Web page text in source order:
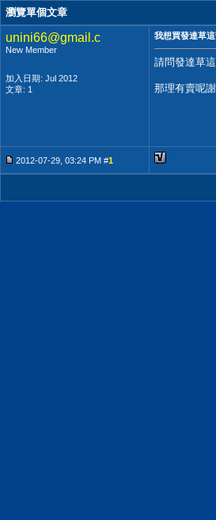
瀏覽單個文章
unini66@gmail.c
New Member
加入日期: Jul 2012
文章: 1
我想買發達草
請問發達草
那理有賣呢
2012-07-29, 03:24 PM #1